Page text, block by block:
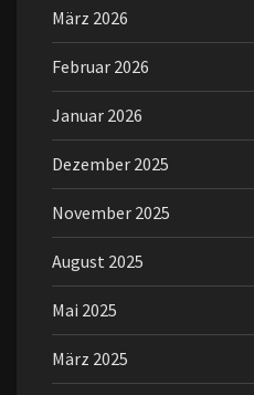
März 2026
Februar 2026
Januar 2026
Dezember 2025
November 2025
August 2025
Mai 2025
März 2025